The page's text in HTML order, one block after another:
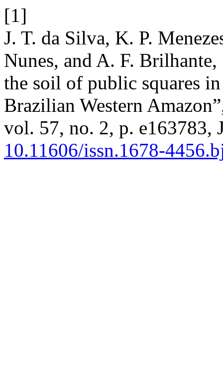
[1]
J. T. da Silva, K. P.
Nunes, and A. F.
the soil of public squares
Brazilian Western
vol. 57, no. 2, p. e163783,
10.11606/issn.1678-